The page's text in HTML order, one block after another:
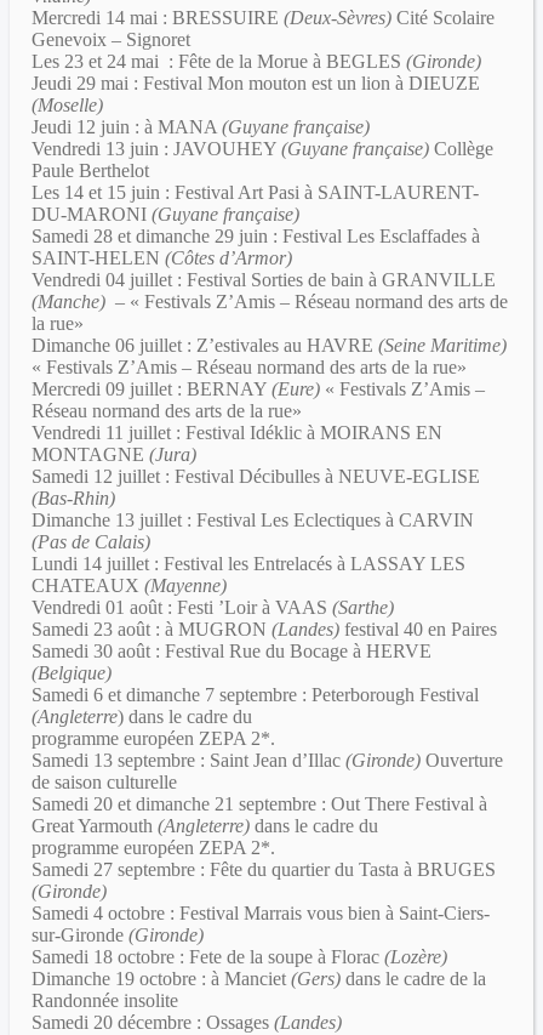
Mercredi 14 mai : BRESSUIRE (Deux-Sèvres) Cité Scolaire
Genevoix – Signoret
Les 23 et 24 mai : Fête de la Morue à BEGLES (Gironde)
Jeudi 29 mai : Festival Mon mouton est un lion à DIEUZE
(Moselle)
Jeudi 12 juin : à MANA (Guyane française)
Vendredi 13 juin : JAVOUHEY (Guyane française) Collège
Paule Berthelot
Les 14 et 15 juin : Festival Art Pasi à SAINT-LAURENT-
DU-MARONI (Guyane française)
Samedi 28 et dimanche 29 juin : Festival Les Esclaffades à
SAINT-HELEN (Côtes d’Armor)
Vendredi 04 juillet : Festival Sorties de bain à GRANVILLE
(Manche) – « Festivals Z’Amis – Réseau normand des arts de
la rue»
Dimanche 06 juillet : Z’estivales au HAVRE (Seine Maritime)
« Festivals Z’Amis – Réseau normand des arts de la rue»
Mercredi 09 juillet : BERNAY (Eure) « Festivals Z’Amis –
Réseau normand des arts de la rue»
Vendredi 11 juillet : Festival Idéklic à MOIRANS EN
MONTAGNE (Jura)
Samedi 12 juillet : Festival Décibulles à NEUVE-EGLISE
(Bas-Rhin)
Dimanche 13 juillet : Festival Les Eclectiques à CARVIN
(Pas de Calais)
Lundi 14 juillet : Festival les Entrelacés à LASSAY LES
CHATEAUX (Mayenne)
Vendredi 01 août : Festi ’Loir à VAAS (Sarthe)
Samedi 23 août : à MUGRON (Landes) festival 40 en Paires
Samedi 30 août : Festival Rue du Bocage à HERVE
(Belgique)
Samedi 6 et dimanche 7 septembre : Peterborough Festival
(Angleterre) dans le cadre du
programme européen ZEPA 2*.
Samedi 13 septembre : Saint Jean d’Illac (Gironde) Ouverture
de saison culturelle
Samedi 20 et dimanche 21 septembre : Out There Festival à
Great Yarmouth (Angleterre) dans le cadre du
programme européen ZEPA 2*.
Samedi 27 septembre : Fête du quartier du Tasta à BRUGES
(Gironde)
Samedi 4 octobre : Festival Marrais vous bien à Saint-Ciers-
sur-Gironde (Gironde)
Samedi 18 octobre : Fete de la soupe à Florac (Lozère)
Dimanche 19 octobre : à Manciet (Gers) dans le cadre de la
Randonnée insolite
Samedi 20 décembre : Ossages (Landes)